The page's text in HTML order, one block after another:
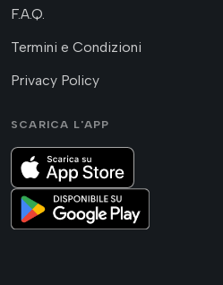
F.A.Q.
Termini e Condizioni
Privacy Policy
SCARICA L'APP